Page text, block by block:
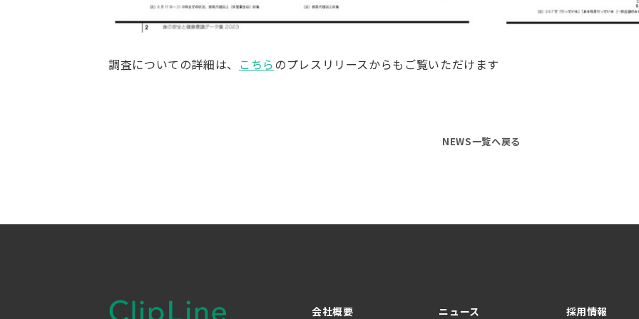
調査についての詳細は、 こちらのプレスリリースからもご覧いただけます
NEWS一覧へ戻る
会社概要 ニュース 採用情報